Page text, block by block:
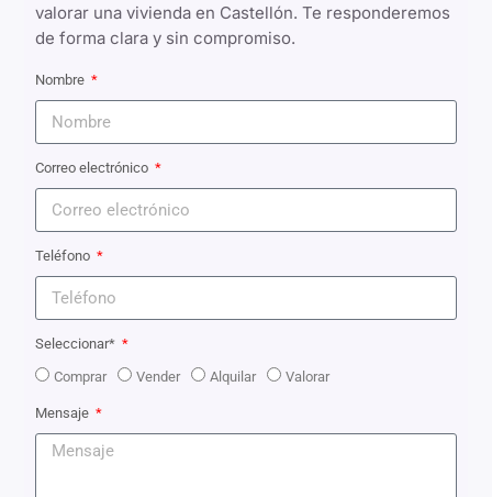
valorar una vivienda en Castellón. Te responderemos
de forma clara y sin compromiso.
Nombre
Correo electrónico
Teléfono
Seleccionar*
Comprar
Vender Alquilar Valorar
Mensaje